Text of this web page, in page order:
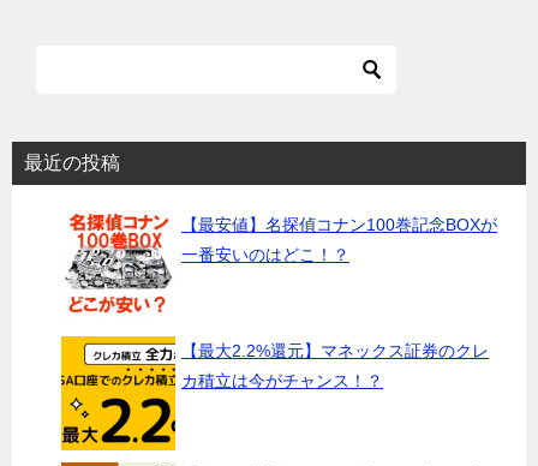
最近の投稿
【最安値】名探偵コナン100巻記念BOXが
一番安いのはどこ！？
【最大2.2%還元】マネックス証券のクレ
カ積立は今がチャンス！？